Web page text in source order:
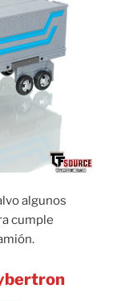
algunos
cumple